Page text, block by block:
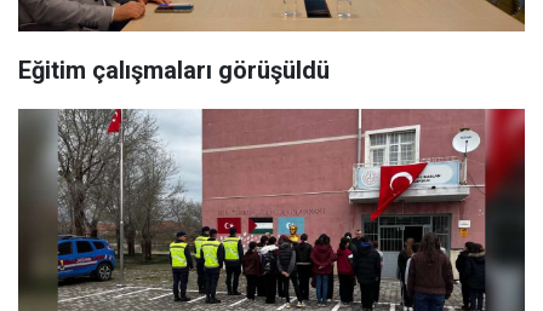
Eğitim çalışmaları görüşüldü